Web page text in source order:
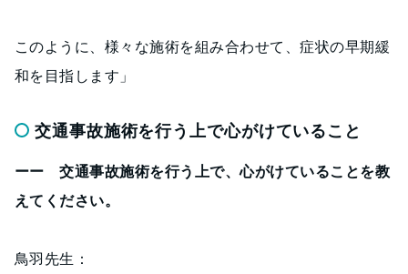
このように、様々な施術を組み合わせて、症状の早期緩
和を目指します」
交通事故施術を行う上で心がけていること
ーー 交通事故施術を行う上で、心がけていることを教
えてください。
鳥羽先生：